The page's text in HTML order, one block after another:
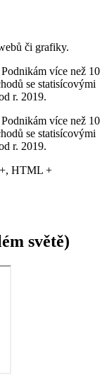
či grafiky.
více než 10
se statisícovými
r. 2019.
více než 10
se statisícovými
r. 2019.
HTML +
světě)